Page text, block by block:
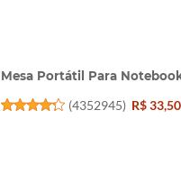
Mesa Portátil Para
(4352945) R$ 33,50